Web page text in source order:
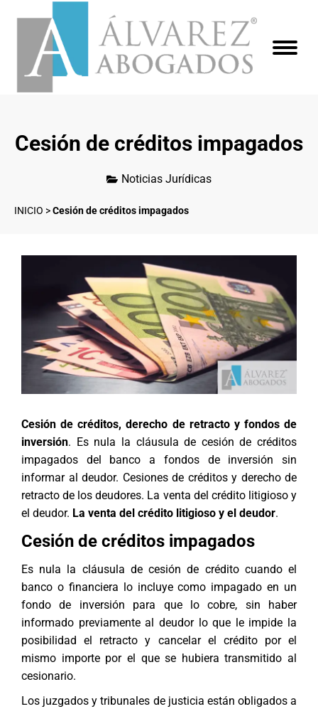
Cesión de créditos impagados
Noticias Jurídicas
INICIO >Cesión de créditos impagados
Cesión de créditos, derecho de retracto y fondos de
inversión. Es nula la cláusula de cesión de créditos
impagados del banco a fondos de inversión sin
informar al deudor. Cesiones de créditos y derecho de
retracto de los deudores. La venta del crédito litigioso y
el deudor. La venta del crédito litigioso y el deudor.
Cesión de créditos impagados
Es nula la cláusula de cesión de crédito cuando el
banco o financiera lo incluye como impagado en un
fondo de inversión para que lo cobre, sin haber
informado previamente al deudor lo que le impide la
posibilidad el retracto y cancelar el crédito por el
mismo importe por el que se hubiera transmitido al
cesionario.
Los juzgados y tribunales de justicia están obligados a